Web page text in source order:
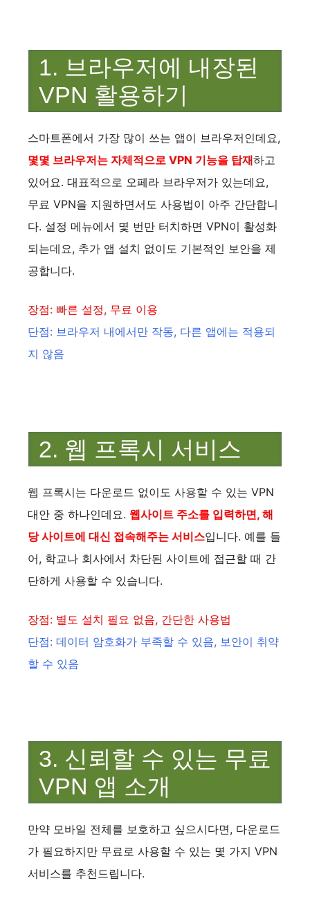
1. 브라우저에 내장된
VPN 활용하기
스마트폰에서 가장 많이 쓰는 앱이 브라우저인데요,
몇몇 브라우저는 자체적으로 VPN 기능을 탑재하고
있어요. 대표적으로 오페라 브라우저가 있는데요,
무료 VPN을 지원하면서도 사용법이 아주 간단합니
다. 설정 메뉴에서 몇 번만 터치하면 VPN이 활성화
되는데요, 추가 앱 설치 없이도 기본적인 보안을 제
공합니다.
장점: 빠른 설정, 무료 이용
단점: 브라우저 내에서만 작동, 다른 앱에는 적용되
지 않음
2. 웹 프록시 서비스
웹 프록시는 다운로드 없이도 사용할 수 있는 VPN
대안 중 하나인데요. 웹사이트 주소를 입력하면, 해
당 사이트에 대신 접속해주는 서비스입니다. 예를 들
어, 학교나 회사에서 차단된 사이트에 접근할 때 간
단하게 사용할 수 있습니다.
장점: 별도 설치 필요 없음, 간단한 사용법
단점: 데이터 암호화가 부족할 수 있음, 보안이 취약
할 수 있음
3. 신뢰할 수 있는 무료
VPN 앱 소개
만약 모바일 전체를 보호하고 싶으시다면, 다운로드
가 필요하지만 무료로 사용할 수 있는 몇 가지 VPN
서비스를 추천드립니다.